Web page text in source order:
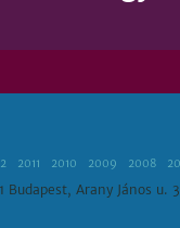
2011 2010 2009 2008
Arany János